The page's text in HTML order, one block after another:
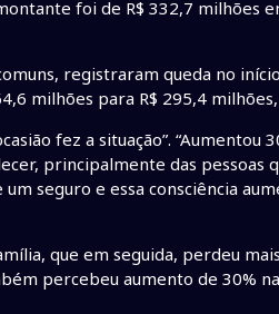
foi de R$ 332,7 milhões
registraram queda no
milhões para R$ 295,4
fez a situação”. “Aumentou
principalmente das pessoas
seguro e essa consciência
que em seguida, perdeu
percebeu aumento de 30%